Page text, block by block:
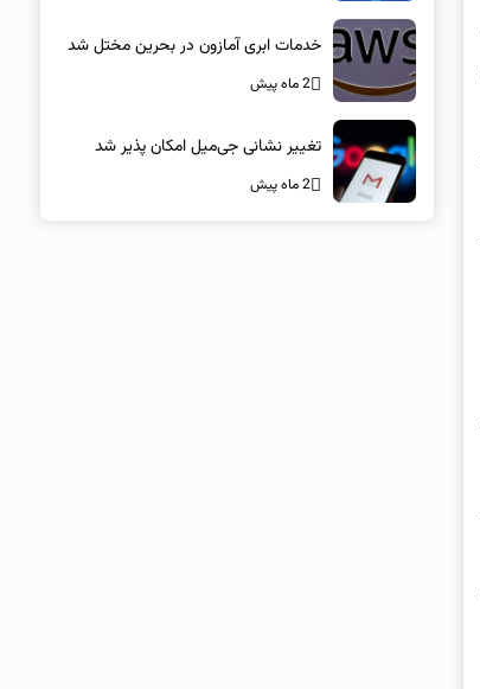
خدمات ابری آمازون در بحرین مختل شد
2 ماه پیش
تغییر نشانی جی‌میل امکان پذیر شد
2 ماه پیش